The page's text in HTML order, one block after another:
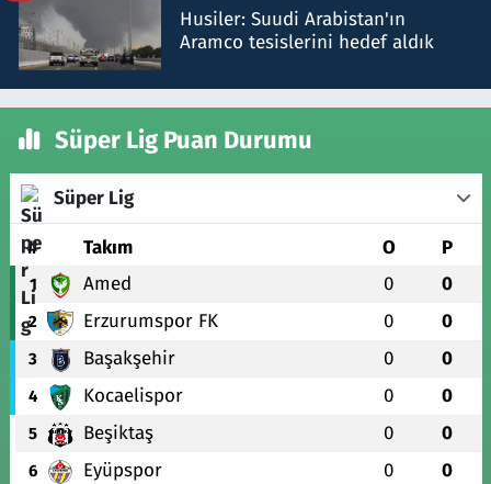
Husiler: Suudi Arabistan'ın
Aramco tesislerini hedef aldık
Süper Lig Puan Durumu
Süper Lig
# Takım O P
1 Amed 0 0
2 Erzurumspor FK 0 0
3 Başakşehir 0 0
4 Kocaelispor 0 0
5 Beşiktaş 0 0
6 Eyüpspor 0 0